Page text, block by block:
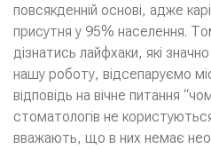
повсякденній основі, адже
присутня у 95% населення.
дізнатись лайфхаки, які
нашу роботу, відсепаруємо
відповідь на вічне питання
стоматологів не
вважають, що в них немає